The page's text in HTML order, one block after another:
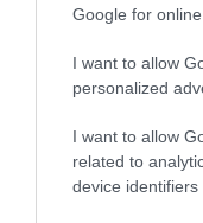
Google for
I want to allow
personalized
I want to allow
related to
device identifiers